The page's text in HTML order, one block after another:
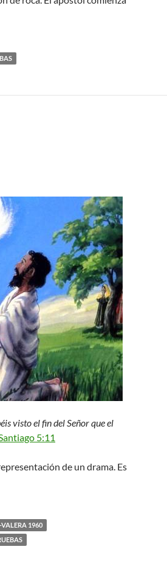
visto el fin del Señor que el
5:11
de un drama. Es
VALERA 1960